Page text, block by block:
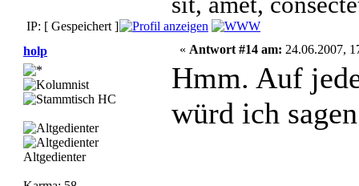
IP: [ Gespeichert ]
holp
Altgedienter
« Antwort #14 am: 24.06.2007,
Hmm. Auf
würd ich sagen